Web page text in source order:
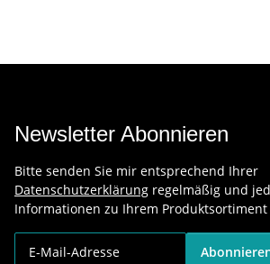
Newsletter Abonnieren
Bitte senden Sie mir entsprechend Ihrer
Datenschutzerklärung regelmäßig und
Informationen zu Ihrem Produktsortiment